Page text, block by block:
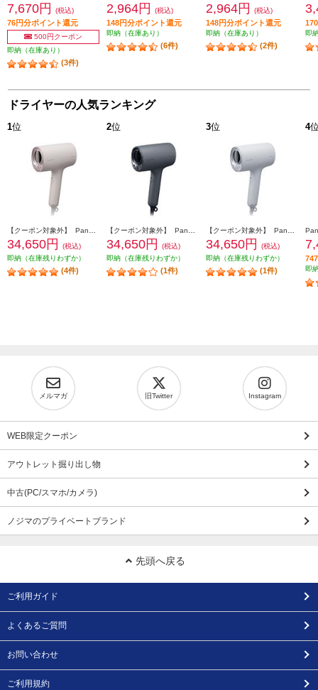
7,670円 (税込)
76円分ポイント還元
500円クーポン
即納（在庫あり）
(3件)
2,964円 (税込)
148円分ポイント還元
即納（在庫あり）
(6件)
2,964円 (税込)
148円分ポイント還元
即納（在庫あり）
(2件)
即
ドライヤーの人気ランキング
1位
34,650円
(税込)
即納（在庫残りわずか）
(4件)
2位
34,650円
(税込)
即納（在庫残りわずか）
(1件)
3位
34,650円
(税込)
即納（在庫残りわずか）
(1件)
4
即
メルマガ 旧Twitter Instagram
WEB限定クーポン
アウトレット掘り出し物
中古(PC/スマホ/カメラ)
ノジマのプライベートブランド
先頭へ戻る
ご利用ガイド
よくあるご質問
お問い合わせ
ご利用規約